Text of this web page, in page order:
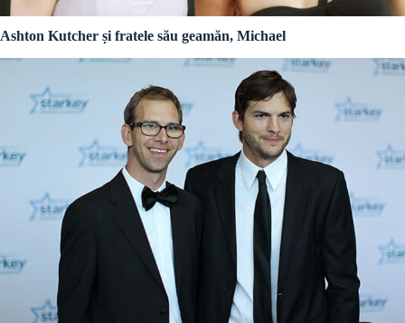
Ashton Kutcher și fratele său geamăn, Michael